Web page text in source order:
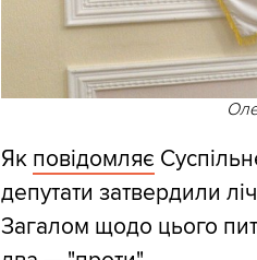
Як повідомляє
депутати затвердили
Загалом щодо цього